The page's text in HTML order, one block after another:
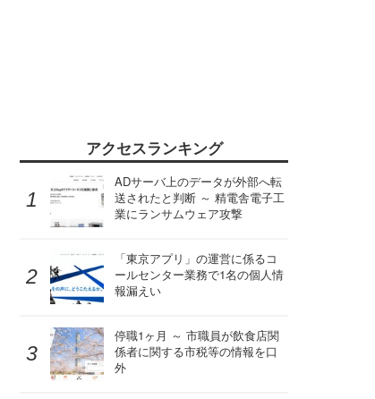
アクセスランキング
ADサーバ上のデータが外部へ転
送されたと判断 ～ 精電舎電子工
業にランサムウェア攻撃
「東京アプリ」の運営に係るコ
ールセンター業務で1名の個人情
報漏えい
停職1ヶ月 ～ 市職員が飲食店関
係者に関する市税等の情報を口
外